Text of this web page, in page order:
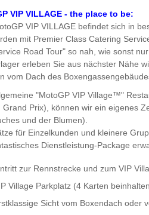
VIP VILLAGE - the place to be:
VIP VILLAGE befindet sich in
mit Premier Class Catering
Road Tour" so nah, wie sonst
erleben Sie aus nächster Nähe
vom Dach des
"MotoGP VIP Village™"
Grand Prix), können wir ein eigenes
und der Blumen).
für Einzelkunden und kleinere
Dienstleistung-Package
zur Rennstrecke und zum VIP
Village Parkplatz (4 Karten
Sicht vom Boxendach oder